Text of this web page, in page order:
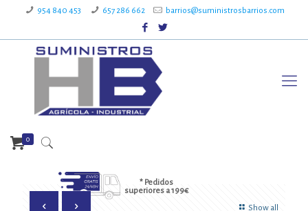
954 840 453 657 286 662 barrios@suministrosbarrios.com
* Pedidos
superiores a 199€
0
Show all